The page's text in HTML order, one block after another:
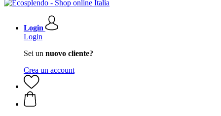
Login
Login
Sei un nuovo cliente?
Crea un account